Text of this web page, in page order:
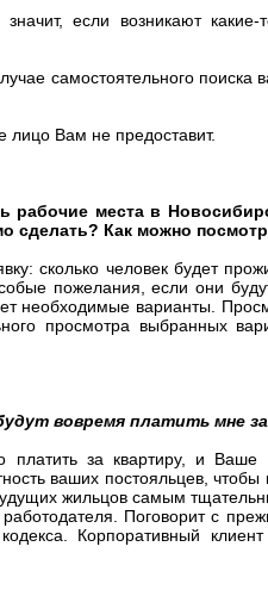
если возникают
самостоятельного поиска
лицо Вам не предоставит.
рабочие места в
сделать? Как можно
сколько человек будет
пожелания, если они
необходимые варианты.
просмотра выбранных
вовремя платить мне
платить за квартиру, и
ваших постояльцев,
жильцов самым
Поговорит с
Корпоративный клиент